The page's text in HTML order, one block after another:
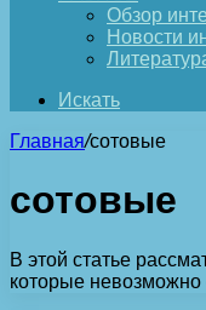
Обзор
Новости
Искать
Главная/сотовые
сотовые
В этой статье
которые невозможно